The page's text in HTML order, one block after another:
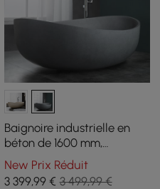
Baignoire industrielle en
béton de 1600 mm,
baignoire autoportante
ovale en ciment gris
New Prix Réduit
3 399,99€ 3 499,99 €